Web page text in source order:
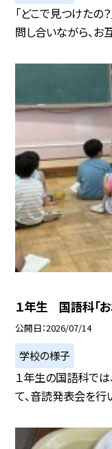
「どこで見つけたの
問し合いながら、お
１年生 国語科「お
公開日 2026/07/14
学校の様子
１年生の国語科では
て、音読発表会を行